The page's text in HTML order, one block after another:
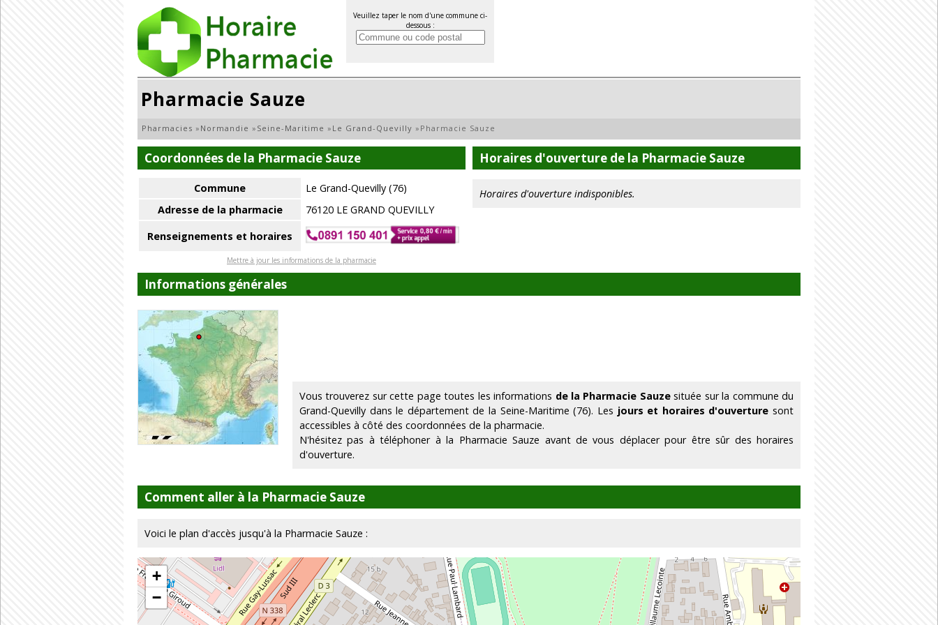
Veuillez taper le nom d'une commune ci-
dessous :
Pharmacie Sauze
Pharmacies » Normandie » Seine-Maritime » Le Grand-Quevilly » Pharmacie Sauze
Coordonnées de la Pharmacie Sauze
Commune
Le Grand-Quevilly (76)
Adresse de la pharmacie
76120 LE GRAND QUEVILLY
Renseignements et horaires
Mettre à jour les informations de la pharmacie
Horaires d'ouverture de la Pharmacie Sauze
Horaires d'ouverture indisponibles.
Informations générales
Vous trouverez sur cette page toutes les informations de la Pharmacie Sauzesituée sur la commune du
Grand-Quevilly dans le département de la Seine-Maritime (76). Les jours et horaires d'ouverture sont
accessibles à côté des coordonnées de la pharmacie.
N'hésitez pas à téléphoner à la Pharmacie Sauze avant de vous déplacer pour être sûr des horaires
d'ouverture.
Comment aller à la Pharmacie Sauze
Voici le plan d'accès jusqu'à la Pharmacie Sauze :
+
−